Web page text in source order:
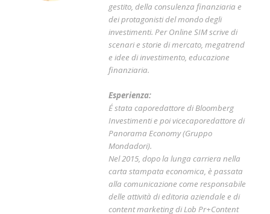
gestito, della consulenza finanziaria e
dei protagonisti del mondo degli
investimenti. Per Online SIM scrive di
scenari e storie di mercato, megatrend
e idee di investimento, educazione
finanziaria.
Esperienza:
É stata caporedattore di Bloomberg
Investimenti e poi vicecaporedattore di
Panorama Economy (Gruppo
Mondadori).
Nel 2015, dopo la lunga carriera nella
carta stampata economica, è passata
alla comunicazione come responsabile
delle attività di editoria aziendale e di
content marketing di Lob Pr+Content